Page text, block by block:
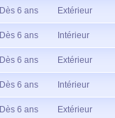
Dès 6 ans Extérieur
Dès 6 ans Intérieur
Dès 6 ans Extérieur
Dès 6 ans Intérieur
Dès 6 ans Extérieur